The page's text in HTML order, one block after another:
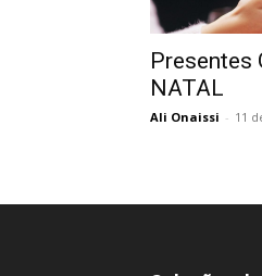
Presentes
NATAL
Ali Onaissi - 11